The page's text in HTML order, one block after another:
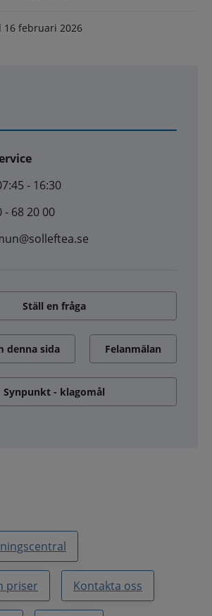
16 februari 2026
- 16:30
- 68 20 00
Ställ en fråga
denna sida Felanmälan
Synpunkt - klagomål
priser Kontakta oss